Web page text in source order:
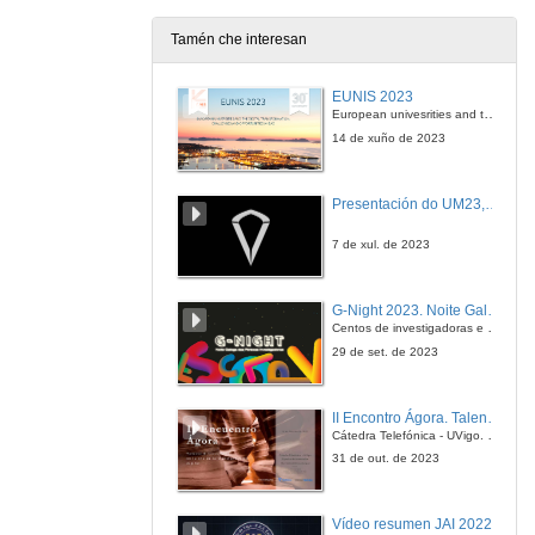
Tamén che interesan
EUNIS 2023
European univesrities and the digital transformation: challenges and opportunities ahead
14 de xuño de 2023
7 de xul. de 2023
G-Night 2023. Noite Galega das Persoas Investigadoras. Conciencias creativas
Centos de investigadoras e investigadores, decenas de actividades e sete cidades
29 de set. de 2023
Cátedra Telefónica - UVigo. Espazos de innovación
31 de out. de 2023
Vídeo resumen JAI 2022